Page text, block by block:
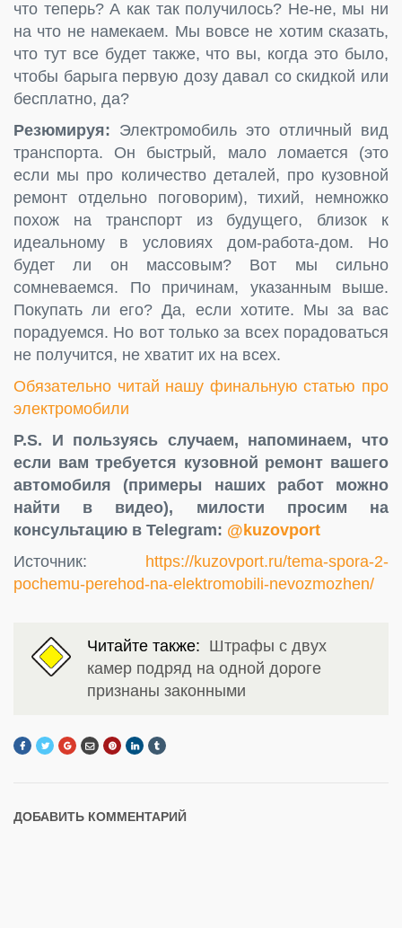
что теперь? А как так получилось? Не-не, мы ни
на что не намекаем. Мы вовсе не хотим сказать,
что тут все будет также, что вы, когда это было,
чтобы барыга первую дозу давал со скидкой или
бесплатно, да?
Резюмируя: Электромобиль это отличный вид
транспорта. Он быстрый, мало ломается (это
если мы про количество деталей, про кузовной
ремонт отдельно поговорим), тихий, немножко
похож на транспорт из будущего, близок к
идеальному в условиях дом-работа-дом. Но
будет ли он массовым? Вот мы сильно
сомневаемся. По причинам, указанным выше.
Покупать ли его? Да, если хотите. Мы за вас
порадуемся. Но вот только за всех порадоваться
не получится, не хватит их на всех.
Обязательно читай нашу финальную статью про
электромобили
P.S. И пользуясь случаем, напоминаем, что
если вам требуется кузовной ремонт вашего
автомобиля (примеры наших работ можно
найти в видео), милости просим на
консультацию в Telegram: @kuzovport
Источник: https://kuzovport.ru/tema-spora-2-
pochemu-perehod-na-elektromobili-nevozmozhen/
Читайте также: Штрафы с двух
камер подряд на одной дороге
признаны законными
ДОБАВИТЬ КОММЕНТАРИЙ